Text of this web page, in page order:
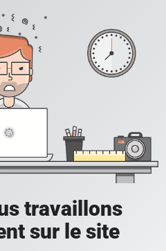
travaillons
sur le site